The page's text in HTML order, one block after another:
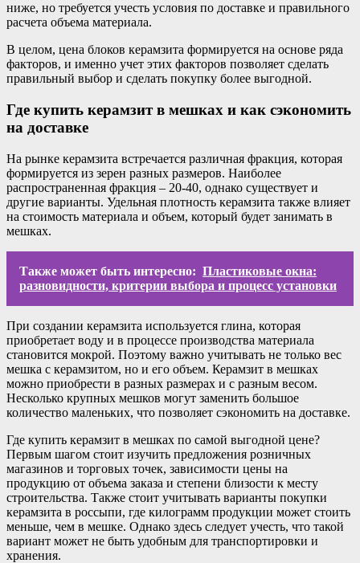
ниже, но требуется учесть условия по доставке и правильного
расчета объема материала.
В целом, цена блоков керамзита формируется на основе ряда
факторов, и именно учет этих факторов позволяет сделать
правильный выбор и сделать покупку более выгодной.
Где купить керамзит в мешках и как сэкономить
на доставке
На рынке керамзита встречается различная фракция, которая
формируется из зерен разных размеров. Наиболее
распространенная фракция – 20-40, однако существует и
другие варианты. Удельная плотность керамзита также влияет
на стоимость материала и объем, который будет занимать в
мешках.
Также может быть интересно: Пластиковые окна:
разновидности, критерии выбора и процесс установки
При создании керамзита используется глина, которая
приобретает воду и в процессе производства материала
становится мокрой. Поэтому важно учитывать не только вес
мешка с керамзитом, но и его объем. Керамзит в мешках
можно приобрести в разных размерах и с разным весом.
Несколько крупных мешков могут заменить большое
количество маленьких, что позволяет сэкономить на доставке.
Где купить керамзит в мешках по самой выгодной цене?
Первым шагом стоит изучить предложения розничных
магазинов и торговых точек, зависимости цены на
продукцию от объема заказа и степени близости к месту
строительства. Также стоит учитывать варианты покупки
керамзита в россыпи, где килограмм продукции может стоить
меньше, чем в мешке. Однако здесь следует учесть, что такой
вариант может не быть удобным для транспортировки и
хранения.